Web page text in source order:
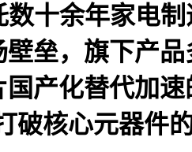
数十余年家电
垒，旗下产
产化替代加速
破核心元器件